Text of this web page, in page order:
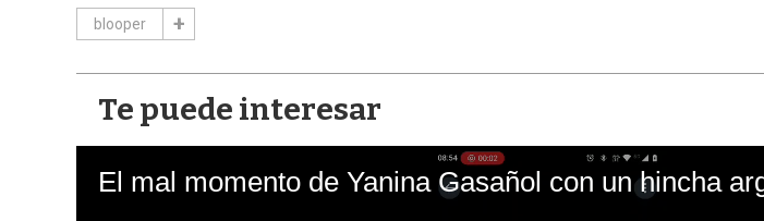
blooper
Te puede interesar